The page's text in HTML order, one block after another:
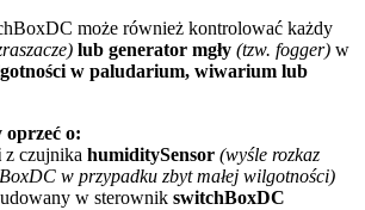
może również kontrolować każdy
lub generator mgły (tzw. fogger) w
w paludarium, wiwarium lub
oprzeć o:
z czujnika humiditySensor (wyśle rozkaz
w przypadku zbyt małej wilgotności)
w sterownik switchBoxDC